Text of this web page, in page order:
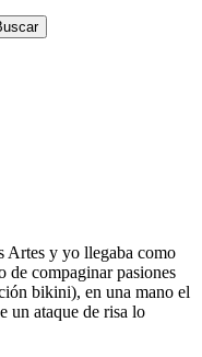
Artes y yo llegaba como
de compaginar pasiones
bikini), en una mano el
un ataque de risa lo